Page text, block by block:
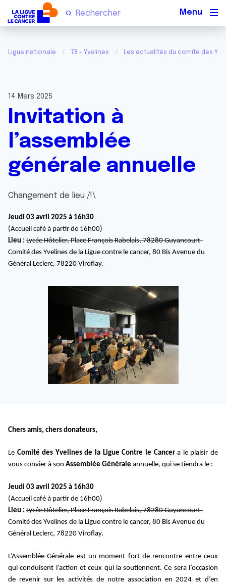
Ligue nationale 78 - Yvelines Les actualités du comité des
14 Mars 2025
Invitation à
l’assemblée
générale annuelle
Changement de lieu /!\
Jeudi 03 avril 2025 à 16h30
(Accueil café à partir de 16h00)
Lieu : Lycée Hôtelier, Place François Rabelais, 78280 Guyancourt
Comité des Yvelines de la Ligue contre le cancer, 80 Bis Avenue du
Général Leclerc, 78220 Viroflay.
Chers amis, chers donateurs,
Le Comité des Yvelines de la Ligue Contre le Cancera le plaisir de
vous convier à son Assemblée Générale annuelle, qui se tiendra le :
Jeudi 03 avril 2025 à 16h30
(Accueil café à partir de 16h00)
Lieu : Lycée Hôtelier, Place François Rabelais, 78280 Guyancourt
Comité des Yvelines de la Ligue contre le cancer, 80 Bis Avenue du
Général Leclerc, 78220 Viroflay.
L’Assemblée Générale est un moment fort de rencontre entre ceux
qui conduisent l’action et ceux qui la soutiennent. Ce sera l’occasion
de revenir sur les activités de notre association en 2024 et d’en